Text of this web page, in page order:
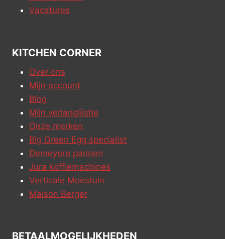
Vacatures
KITCHEN CORNER
Over ons
Mijn account
Blog
Mijn verlanglijstje
Onze merken
Big Green Egg specialist
Demeyere pannen
Jura koffiemachines
Verticale Moestuin
Maison Berger
BETAALMOGELIJKHEDEN